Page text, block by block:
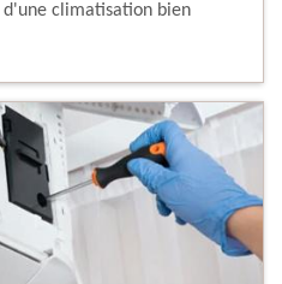
climatisation bien